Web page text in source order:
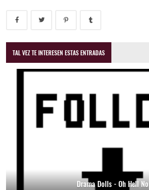
TAL VEZ TE INTERESEN ESTAS ENTRADAS
Drama Dolls - Oh Hell No